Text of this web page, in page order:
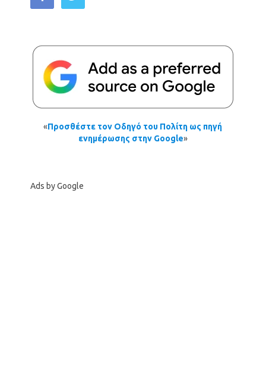
«Προσθέστε τον Οδηγό του Πολίτη ως πηγή
ενημέρωσης στην Google»
Ads by Google